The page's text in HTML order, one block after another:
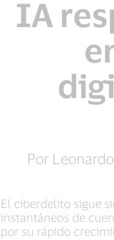
IA
Por
El ciberdelito sigue
instantáneos de
por su rápido